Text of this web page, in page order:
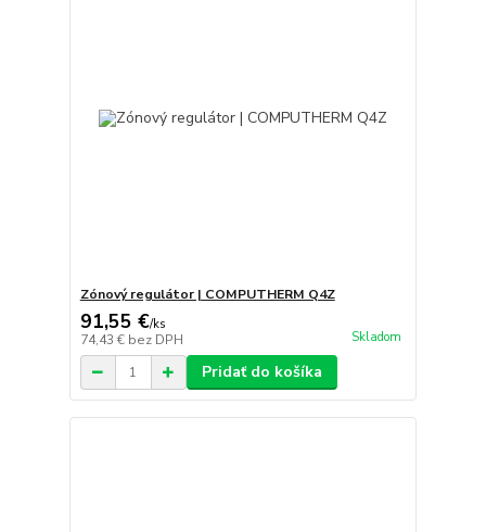
Zónový regulátor | COMPUTHERM Q4Z
91,55 €/ks
74,43 € bez DPH Skladom
Pridať do košíka